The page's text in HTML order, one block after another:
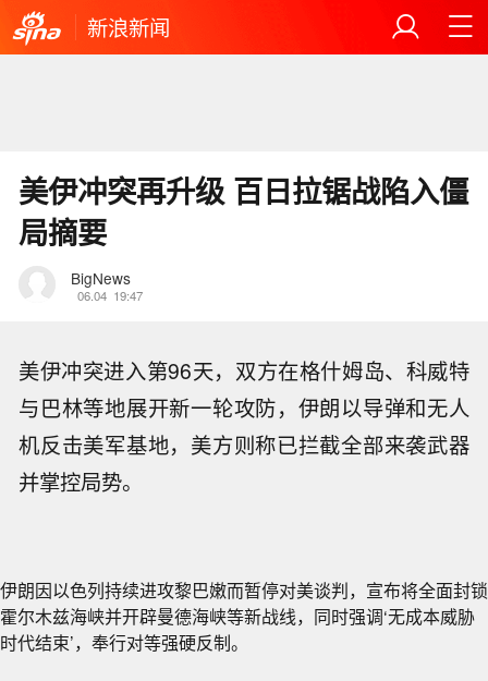
新浪新闻
美伊冲突再升级 百日拉锯战陷入僵
局摘要
BigNews
06.04 19:47
美伊冲突进入第96天，双方在格什姆岛、科威特
与巴林等地展开新一轮攻防，伊朗以导弹和无人
机反击美军基地，美方则称已拦截全部来袭武器
并掌控局势。
伊朗因以色列持续进攻黎巴嫩而暂停对美谈判，宣布将全面封锁
霍尔木兹海峡并开辟曼德海峡等新战线，同时强调‘无成本威胁
时代结束’，奉行对等强硬反制。